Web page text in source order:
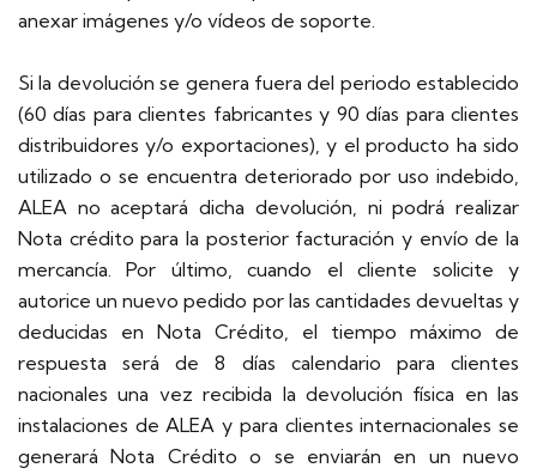
anexar imágenes y/o vídeos de soporte.
Si la devolución se genera fuera del periodo establecido
(60 días para clientes fabricantes y 90 días para clientes
distribuidores y/o exportaciones), y el producto ha sido
utilizado o se encuentra deteriorado por uso indebido,
ALEA no aceptará dicha devolución, ni podrá realizar
Nota crédito para la posterior facturación y envío de la
mercancía. Por último, cuando el cliente solicite y
autorice un nuevo pedido por las cantidades devueltas y
deducidas en Nota Crédito, el tiempo máximo de
respuesta será de 8 días calendario para clientes
nacionales una vez recibida la devolución física en las
instalaciones de ALEA y para clientes internacionales se
generará Nota Crédito o se enviarán en un nuevo